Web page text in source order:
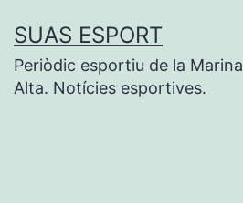
contenido
SUAS ESPORT
Periòdic esportiu de la Marina
Alta. Notícies esportives.